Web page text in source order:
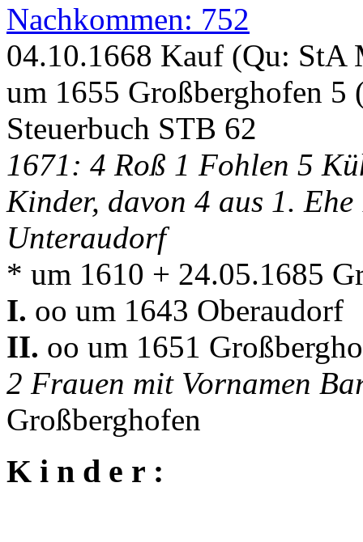
Nachkommen: 752
04.10.1668 Kauf (Qu: StA
um 1655 Großberghofen
Steuerbuch STB 62
1671: 4 Roß 1 Fohlen 5
Kinder, davon 4 aus 1.
Unteraudorf
* um 1610 + 24.05.1685
I. oo um 1643 Oberaudorf
II. oo um 1651
2 Frauen mit Vornamen
Großberghofen
K i n d e r :